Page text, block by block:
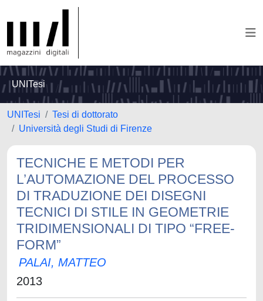
UNITesi
UNITesi
Tesi di dottorato
Università degli Studi di Firenze
TECNICHE E METODI PER
L’AUTOMAZIONE DEL PROCESSO
DI TRADUZIONE DEI DISEGNI
TECNICI DI STILE IN GEOMETRIE
TRIDIMENSIONALI DI TIPO “FREE-
FORM”
PALAI, MATTEO
2013